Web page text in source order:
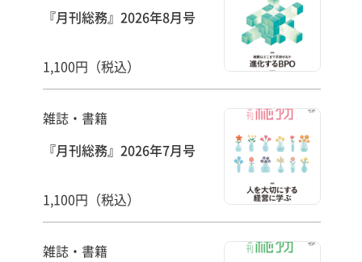
『月刊総務』2026年8月号
1,100円（税込）
雑誌・書籍
『月刊総務』2026年7月号
1,100円（税込）
雑誌・書籍